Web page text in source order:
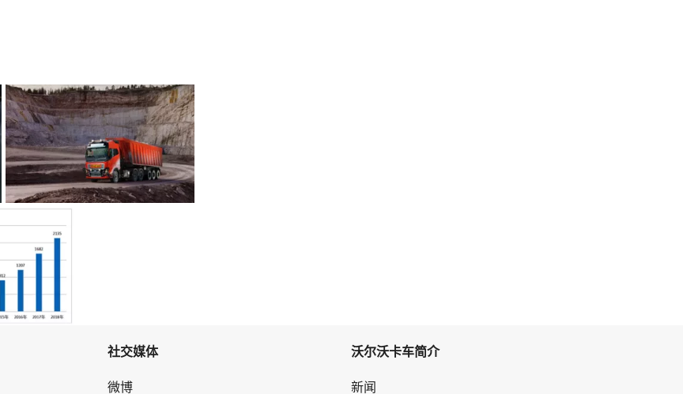
社交媒体
微博
沃尔沃卡车简介
新闻